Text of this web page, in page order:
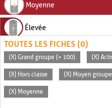
Moyenne
Élevée
TOUTES LES FICHES (0)
(X) Grand groupe (> 100) (X)
(X) Hors classe (X) Moyen
(X) Moyenne